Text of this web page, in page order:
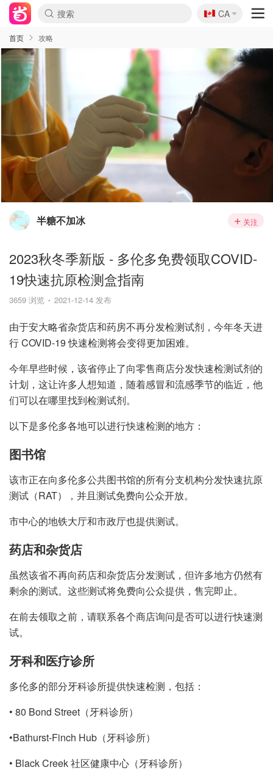
🇨🇦
CA
首页 攻略
半糖不加冰 关注
2023秋冬季新版 - 多伦多免费领取COVID-
19快速抗原检测盒指南
3659 浏览 2021-12-14 发布
由于安大略省杂货店和药房不再分发检测试剂，今年冬天进
行 COVID-19 快速检测将会变得更加困难。
今年早些时候，该省停止了向零售商店分发快速检测试剂的
计划，这让许多人想知道，随着感冒和流感季节的临近，他
们可以在哪里找到检测试剂。
以下是多伦多各地可以进行快速检测的地方：
图书馆
该市正在向多伦多公共图书馆的所有分支机构分发快速抗原
测试（RAT），并且测试免费向公众开放。
市中心的地铁大厅和市政厅也提供测试。
药店和杂货店
虽然该省不再向药店和杂货店分发测试，但许多地方仍然有
剩余的测试。这些测试将免费向公众提供，售完即止。
在前去领取之前，请联系各个商店询问是否可以进行快速测
试。
牙科和医疗诊所
多伦多的部分牙科诊所提供快速检测，包括：
• 80 Bond Street（牙科诊所）
•Bathurst-Finch Hub（牙科诊所）
• Black Creek 社区健康中心（牙科诊所）